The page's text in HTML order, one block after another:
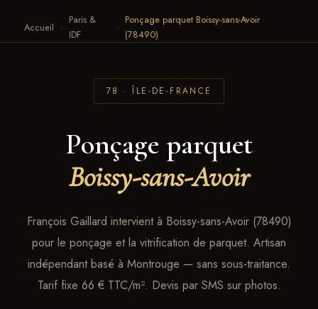
François Gaillard · Parquet ← RETOUR AU SITE
Accueil ›
Paris &
IDF
›
Ponçage parquet Boissy-sans-Avoir
(78490)
78 · ÎLE-DE-FRANCE
Ponçage parquet
Boissy-sans-Avoir
François Gaillard intervient à Boissy-sans-Avoir (78490)
pour le ponçage et la vitrification de parquet. Artisan
indépendant basé à Montrouge — sans sous-traitance.
Tarif fixe 66 € TTC/m². Devis par SMS sur photos.